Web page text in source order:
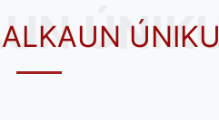
ÚNIKU
ÚNIKU